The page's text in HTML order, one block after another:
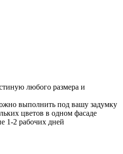
любого размера и
выполнить под вашу задумку
цветов в одном фасаде
1-2 рабочих дней